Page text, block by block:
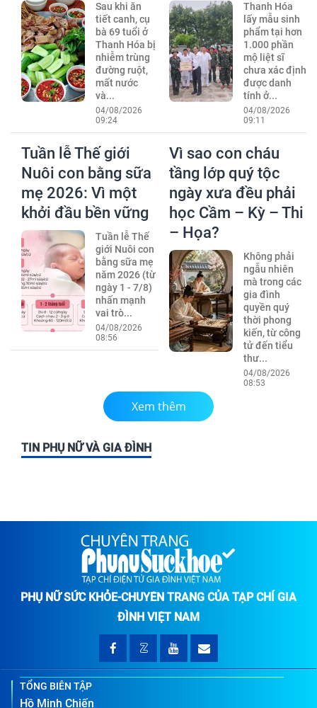
Sau khi ăn
tiết canh, cụ
bà 69 tuổi ở
Thanh Hóa bị
nhiễm trùng
đường ruột,
mất nước
và...
04/08/2026
09:24
Thanh Hóa
lấy mẫu sinh
phẩm tại hơn
1.000 phần
mộ liệt sĩ
chưa xác định
được danh
tính ở...
04/08/2026
09:11
Tuần lễ Thế giới
Nuôi con bằng sữa
mẹ 2026: Vì một
khởi đầu bền vững
Tuần lễ Thế
giới Nuôi con
bằng sữa mẹ
năm 2026 (từ
ngày 1 - 7/8)
nhấn mạnh
vai trò...
04/08/2026
08:56
Vì sao con cháu
tầng lớp quý tộc
ngày xưa đều phải
học Cầm – Kỳ – Thi
– Họa?
Không phải
ngẫu nhiên
mà trong các
gia đình
quyền quý
thời phong
kiến, từ công
tử đến tiểu
thư...
04/08/2026
08:53
Xem thêm
TIN PHỤ NỮ VÀ GIA ĐÌNH
PHỤ NỮ SỨC KHỎE-CHUYÊN TRANG CỦA TẠP CHÍ GIA
ĐÌNH VIỆT NAM
TỔNG BIÊN TẬP
Hồ Minh Chiến